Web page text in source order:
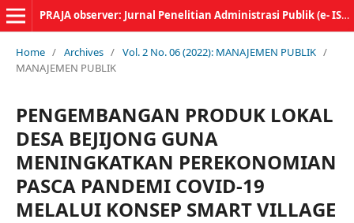
PRAJA observer: Jurnal Penelitian Administrasi Publik (e- ISSN: 2797-0469)
Home / Archives / Vol. 2 No. 06 (2022): MANAJEMEN PUBLIK /
MANAJEMEN PUBLIK
PENGEMBANGAN PRODUK LOKAL
DESA BEJIJONG GUNA
MENINGKATKAN PEREKONOMIAN
PASCA PANDEMI COVID-19
MELALUI KONSEP SMART VILLAGE